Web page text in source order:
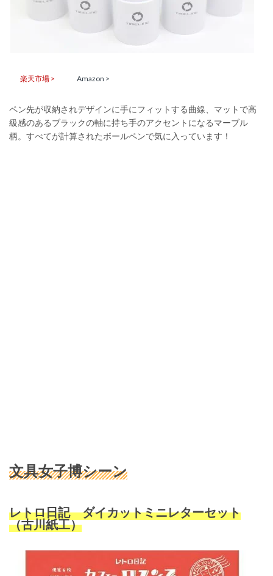
楽天市場 > Amazon >
ペン先が収納されデザインに手にフィットする曲線、マットで高
級感のあるブラックの軸に持ち手のアクセントになるマーブル
柄。すべてが計算されたボールペンで気に入っています！
文具女子博シーン
レトロ日記 ダイカットミニレターセット
（古川紙工）